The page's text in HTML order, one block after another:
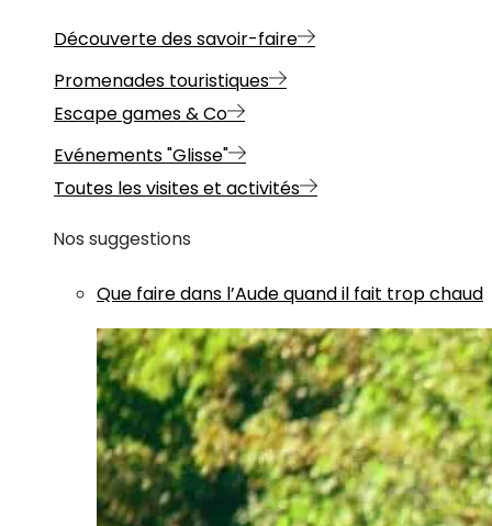
Découverte des savoir-faire
Promenades touristiques
Escape games & Co
Evénements "Glisse"
Toutes les visites et activités
Nos suggestions
Que faire dans l’Aude quand il fait trop chaud